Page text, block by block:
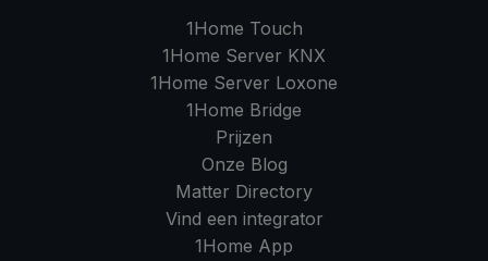
1Home Touch
1Home Server KNX
1Home Server Loxone
1Home Bridge
Prijzen
Onze Blog
Matter Directory
Vind een integrator
1Home App